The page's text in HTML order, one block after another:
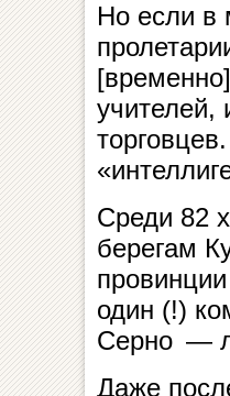
Но если в
учителей,
Среди 82
берегам
один (!)
Серно —
Даже